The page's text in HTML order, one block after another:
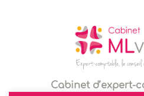
Cabinet d’expert-